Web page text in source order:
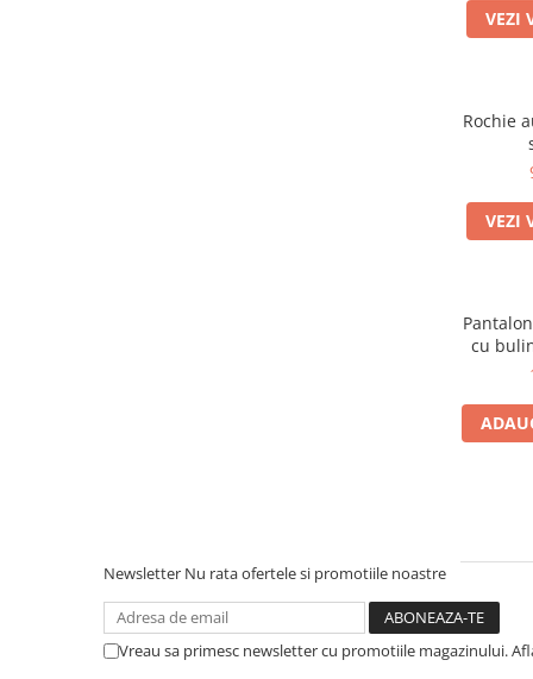
VEZI
Rochie
VEZI
cu
Newsletter Nu rata ofertele si promotiile noastre
Vreau sa primesc newsletter cu promotiile magazinului.